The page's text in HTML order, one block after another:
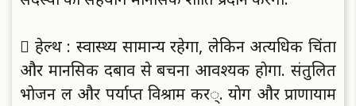
 हेल्थ : स्वास्थ्य सामान्य रहेगा, लेकिन अत्यधिक चिंता
और मानसिक दबाव से बचना आवश्यक हाेगा. संतुलित
भाेजन लें और पर्याप्त विश्राम करें्. याेग और प्राणायाम